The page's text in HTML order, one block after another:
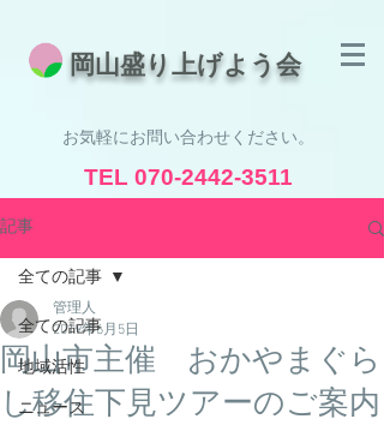
​岡山盛り上げよう会
お気軽にお問い合わせください。
TEL 070-2442-3511
記事
全ての記事
地域活性
ニュース
全ての記事
岡山市主催 おかやまぐら
し移住下見ツアーのご案内
管理人
2019年6月5日